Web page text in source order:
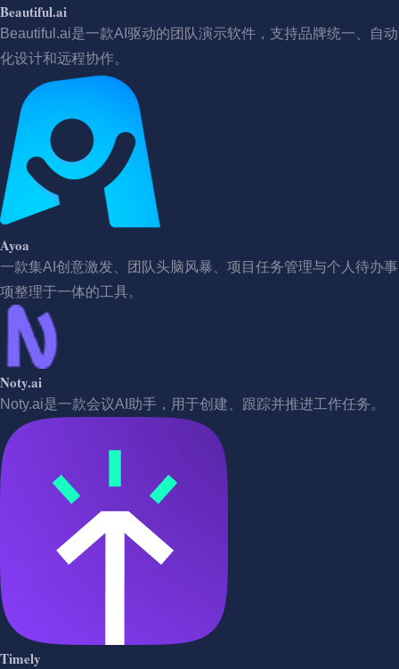
Beautiful.ai
Beautiful.ai是一款AI驱动的团队演示软件，支持品牌统一、自动
化设计和远程协作。
Ayoa
一款集AI创意激发、团队头脑风暴、项目任务管理与个人待办事
项整理于一体的工具。
Noty.ai
Noty.ai是一款会议AI助手，用于创建、跟踪并推进工作任务。
Timely